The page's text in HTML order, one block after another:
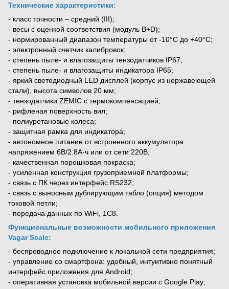
Технические характеристики:
- класс точности – средний (III);
- весы с оценкой соответствия (модуль B+D);
- нормированный диапазон температуры от -10°С до +40°С;
- электронный счетчик калибровок;
- степень пыле- и влагозащиты тензодатчиков IP67;
- степень пыле- и влагозащиты индикатора IP65;
- яркий светодиодный LED дисплей (корпус из нержавеющей
стали), высота символов 20 мм;
- тензодатчики ZEMIC с термокомпенсацией;
- рифленая поверхность вил;
- полиуретановые колеса;
- защитная рамка для индикатора;
- автономное питание от встроенного аккумулятора
напряжением 6В/2.8А·ч или от сети 220В;
- качественная порошковая покраска;
- усиленная конструкция грузоприемной платформы;
- связь с ПК через интерфейс RS232;
- связь с выносным дублирующим табло (опция) методом
токовой петли;
- передача данных по WiFi, 1C8.
Функциональные возможности мобильного приложения
Vagar Scale:
- беспроводное подключение к локальной сети предприятия;
- управление со смартфона: удобный, интуитивно понятный
интерфейс приложения для Android;
- оперативная установка мобильной версии с Google Play;